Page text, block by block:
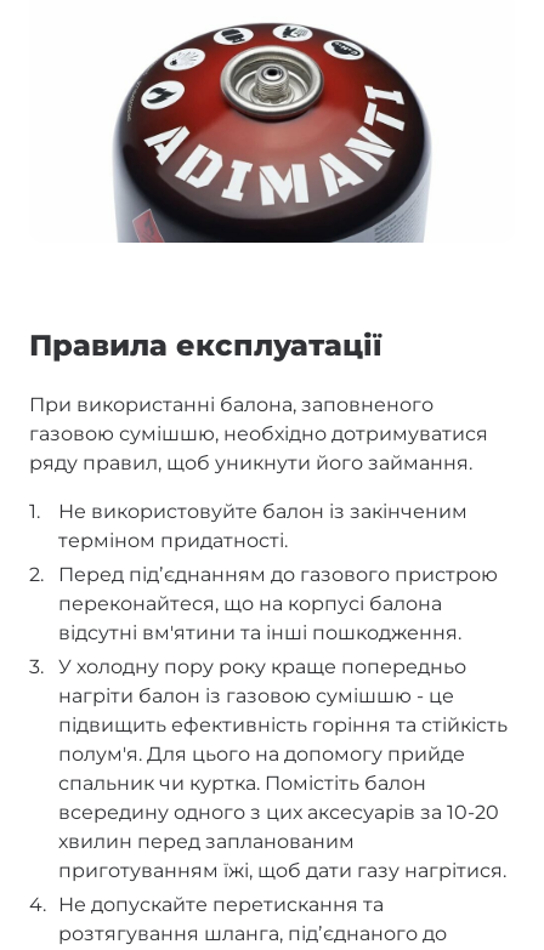
Правила експлуатації
При використанні балона, заповненого
газовою сумішшю, необхідно дотримуватися
ряду правил, щоб уникнути його займання.
Не використовуйте балон із закінченим
терміном придатності.
Перед підʼєднанням до газового пристрою
переконайтеся, що на корпусі балона
відсутні вм'ятини та інші пошкодження.
У холодну пору року краще попередньо
нагріти балон із газовою сумішшю - це
підвищить ефективність горіння та стійкість
полум'я. Для цього на допомогу прийде
спальник чи куртка. Помістіть балон
всередину одного з цих аксесуарів за 10-20
хвилин перед запланованим
приготуванням їжі, щоб дати газу нагрітися.
Не допускайте перетискання та
розтягування шланга, підʼєднаного до